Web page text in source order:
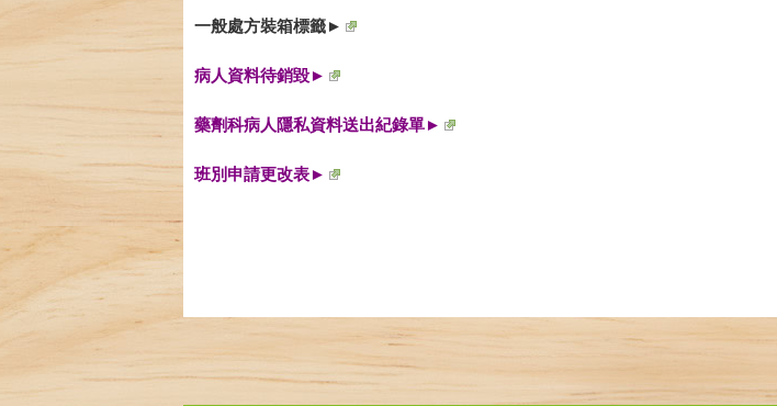
一般處方裝箱標籤►
病人資料待銷毀►
藥劑科病人隱私資料送出紀錄單►
班別申請更改表►